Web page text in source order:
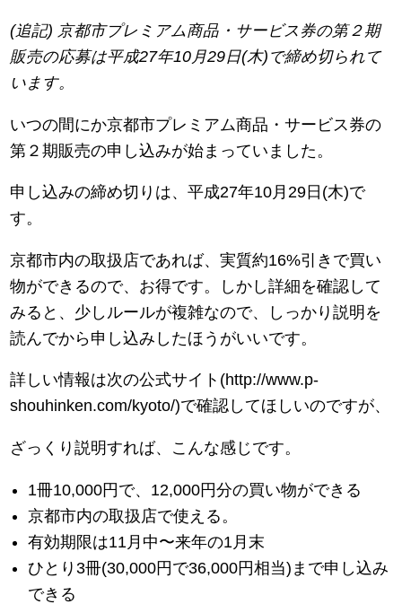
(追記) 京都市プレミアム商品・サービス券の第２期
販売の応募は平成27年10月29日(木)で締め切られて
います。
いつの間にか京都市プレミアム商品・サービス券の
第２期販売の申し込みが始まっていました。
申し込みの締め切りは、平成27年10月29日(木)で
す。
京都市内の取扱店であれば、実質約16%引きで買い
物ができるので、お得です。しかし詳細を確認して
みると、少しルールが複雑なので、しっかり説明を
読んでから申し込みしたほうがいいです。
詳しい情報は次の公式サイト(http://www.p-
shouhinken.com/kyoto/)で確認してほしいのですが、
ざっくり説明すれば、こんな感じです。
1冊10,000円で、12,000円分の買い物ができる
京都市内の取扱店で使える。
有効期限は11月中〜来年の1月末
ひとり3冊(30,000円で36,000円相当)まで申し込み
できる